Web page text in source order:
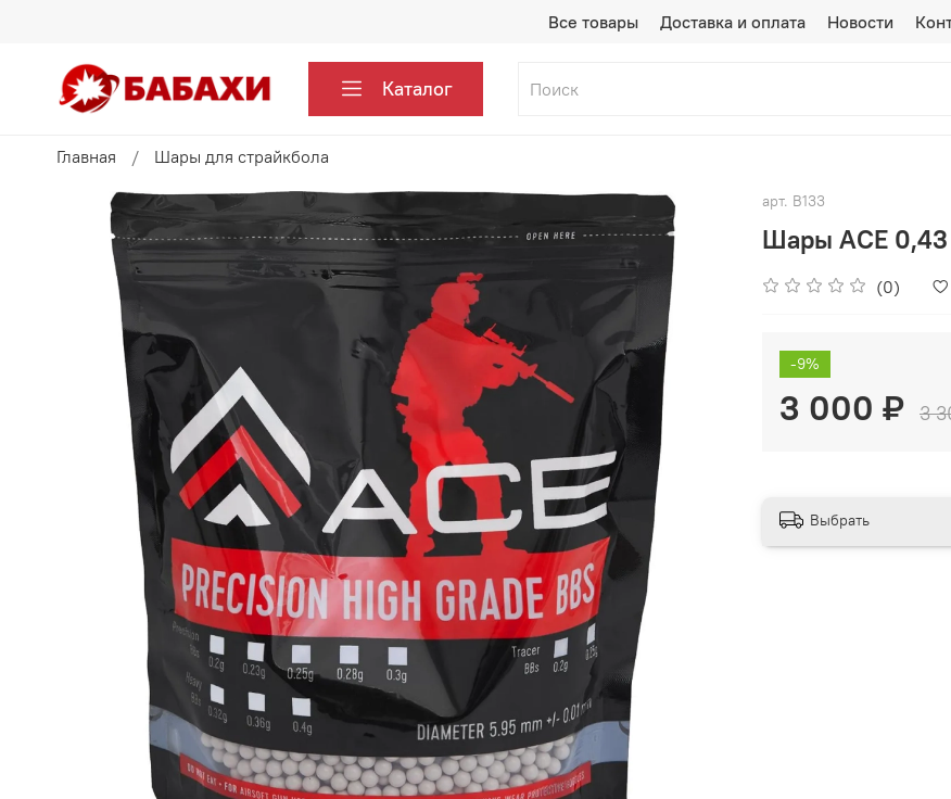
Все товары Доставка и оплата Новости
Каталог
Главная Шары для страйкбола
арт. B133
Шары ACE 0,43
(0)
-9%
3 000 ₽ 3
Выбрать